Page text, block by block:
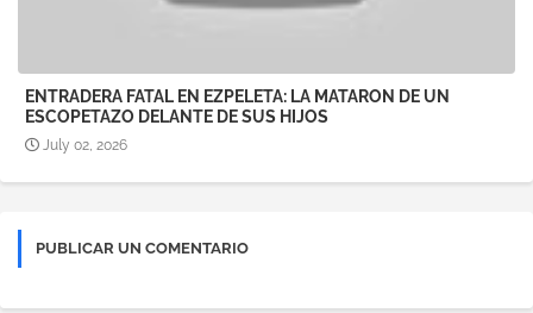
ENTRADERA FATAL EN EZPELETA: LA MATARON DE UN
ESCOPETAZO DELANTE DE SUS HIJOS
July 02, 2026
PUBLICAR UN COMENTARIO